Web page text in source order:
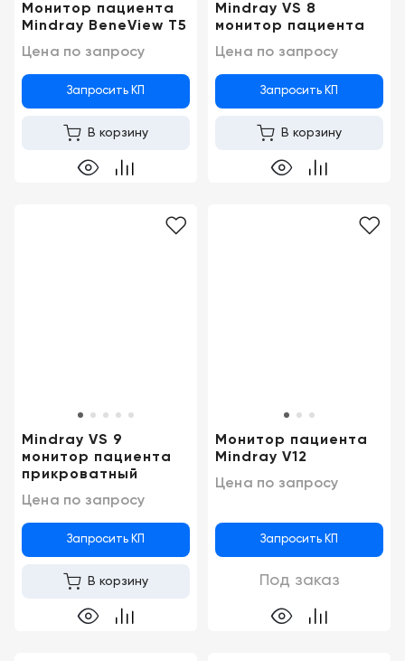
Монитор пациента
Mindray BeneView T5
Цена по запросу
Запросить КП
В корзину
Mindray VS 8
монитор пациента
Цена по запросу
Запросить КП
В корзину
Mindray VS 9
монитор пациента
прикроватный
Цена по запросу
Запросить КП
В корзину
Монитор пациента
Mindray V12
Цена по запросу
Запросить КП
Под заказ